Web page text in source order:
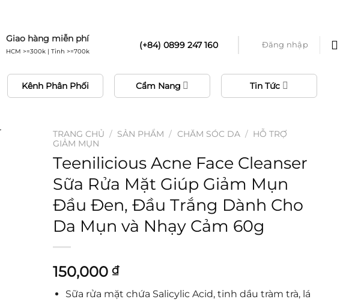
Giao hàng miễn phí
HCM >=300k | Tỉnh >=700k
(+84) 0899 247 160 Đăng nhập
Kênh Phân Phối Cẩm Nang Tin Tức
TRANG CHỦ / SẢN PHẨM / CHĂM SÓC DA / HỖ TRỢ
GIẢM MỤN
Teenilicious Acne Face Cleanser
Sữa Rửa Mặt Giúp Giảm Mụn
Đầu Đen, Đầu Trắng Dành Cho
Da Mụn và Nhạy Cảm 60g
150,000₫
Sữa rửa mặt chứa Salicylic Acid, tinh dầu tràm trà, lá